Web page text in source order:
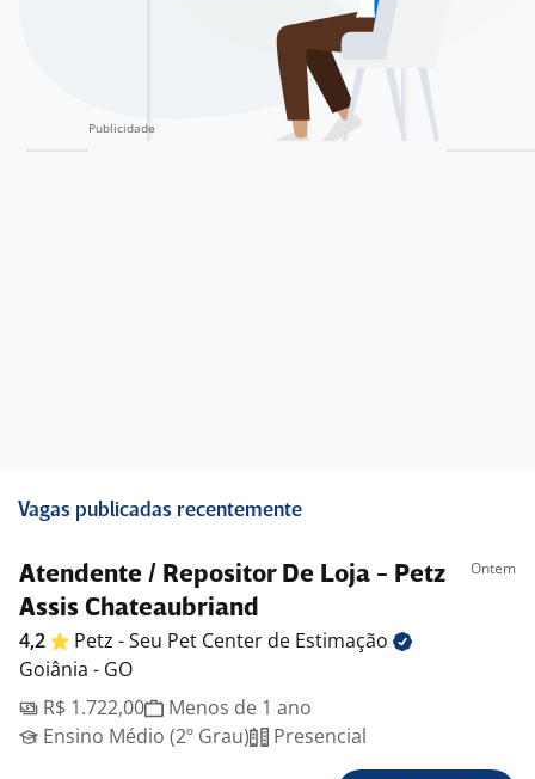
Vagas publicadas recentemente
Atendente / Repositor De Loja - Petz
Assis Chateaubriand
Ontem
4,2 Petz - Seu Pet Center de Estimação
Goiânia - GO
R$ 1.722,00
Menos de 1 ano
Ensino Médio (2º Grau)
Presencial